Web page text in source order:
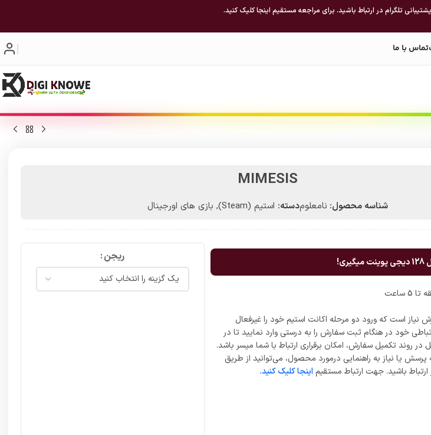
تلگرام در ارتباط باشید. برای مراجعه مستقیم اینجا کلیک کنید.
تماس با ما
MIMESIS
شناسه محصول: نامعلومدسته: استیم (Steam) , بازی های اورجینال
128دیجی پوینت میگیری!
است که ورود دو مرحله اکانت استیم خود را غیرفعال
خود در هنگام ثبت سفارش را به درستی وارد نمایید تا در
روند تکمیل سفارش، امکان برقراری ارتباط با شما میسر باشد.
یا نیاز به راهنمایی درمورد محصول، می‌توانید از طریق
ارتباط باشید. جهت ارتباط مستقیم اینجا کلیک کنید.
ریجن